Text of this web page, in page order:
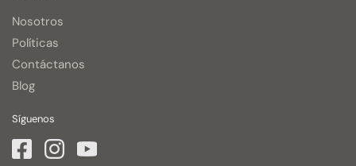
Nosotros
Políticas
Contáctanos
Blog
Síguenos